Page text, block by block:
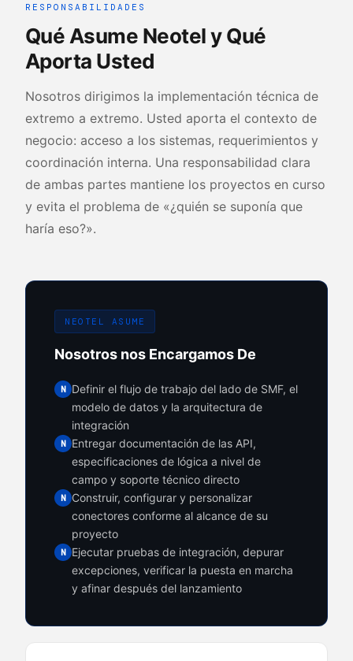
RESPONSABILIDADES
Qué Asume Neotel y Qué
Aporta Usted
Nosotros dirigimos la implementación técnica de
extremo a extremo. Usted aporta el contexto de
negocio: acceso a los sistemas, requerimientos y
coordinación interna. Una responsabilidad clara
de ambas partes mantiene los proyectos en curso
y evita el problema de «¿quién se suponía que
haría eso?».
NEOTEL ASUME
Nosotros nos Encargamos De
N
Definir el flujo de trabajo del lado de SMF, el
modelo de datos y la arquitectura de
integración
N
Entregar documentación de las API,
especificaciones de lógica a nivel de
campo y soporte técnico directo
N
Construir, configurar y personalizar
conectores conforme al alcance de su
proyecto
N
Ejecutar pruebas de integración, depurar
excepciones, verificar la puesta en marcha
y afinar después del lanzamiento